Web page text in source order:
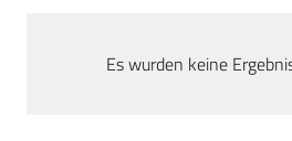
Es wurden keine